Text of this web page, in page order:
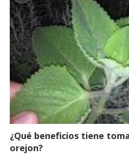
¿Qué beneficios tiene
orejon?